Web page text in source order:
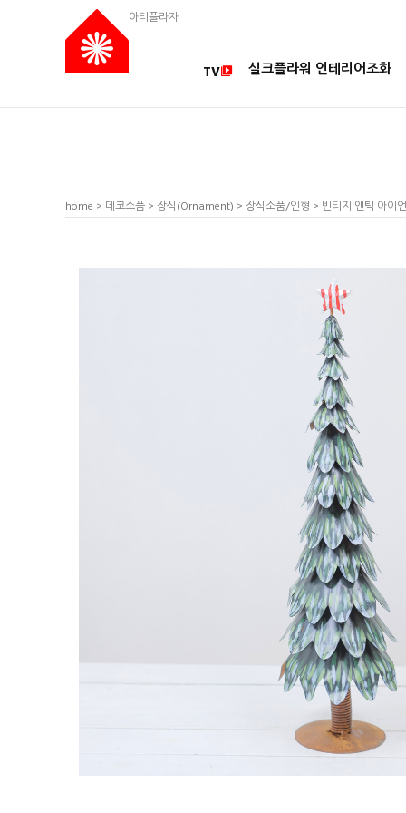
아티플라자
TV 실크플라워 인테리어조화
home > 데코소품 > 장식(Ornament) > 장식소품/인형 > 빈티지 앤틱 아이